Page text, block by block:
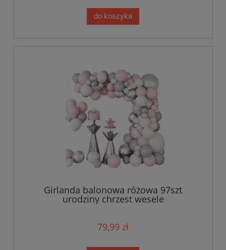
do koszyka
Girlanda balonowa różowa 97szt
urodziny chrzest wesele
79,99 zł